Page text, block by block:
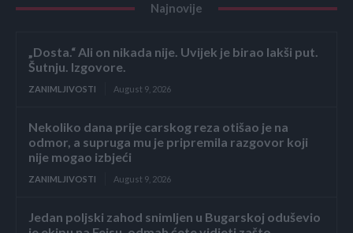
Najnovije
„Dosta.“ Ali on nikada nije. Uvijek je birao lakši put.
Šutnju. Izgovore.
ZANIMLJIVOSTI August 9, 2026
Nekoliko dana prije carskog reza otišao je na
odmor, a supruga mu je pripremila razgovor koji
nije mogao izbjeći
ZANIMLJIVOSTI August 9, 2026
Jedan poljski zahod snimljen u Bugarskoj oduševio